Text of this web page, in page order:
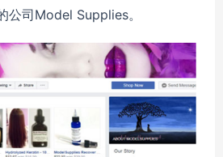
公司Model Supplies。